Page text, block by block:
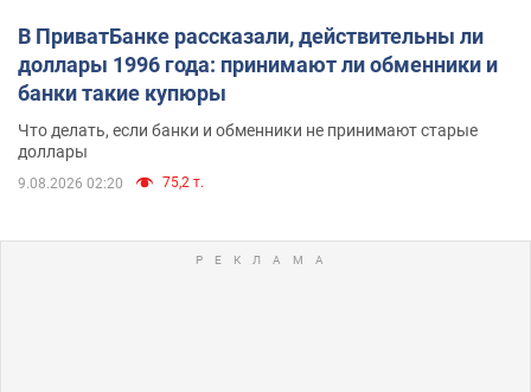
В ПриватБанке рассказали, действительны ли
доллары 1996 года: принимают ли обменники и
банки такие купюры
Что делать, если банки и обменники не принимают старые
доллары
9.08.2026 02:20 75,2 т.